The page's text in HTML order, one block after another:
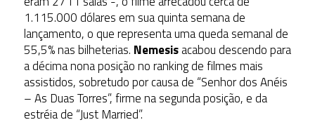
1.115.000 dólares em sua quinta semana de
lançamento, o que representa uma queda semanal de
55,5% nas bilheterias. Nemesisacabou descendo para
a décima nona posição no ranking de filmes mais
assistidos, sobretudo por causa de “Senhor dos Anéis
– As Duas Torres”, firme na segunda posição, e da
estréia de “Just Married”.